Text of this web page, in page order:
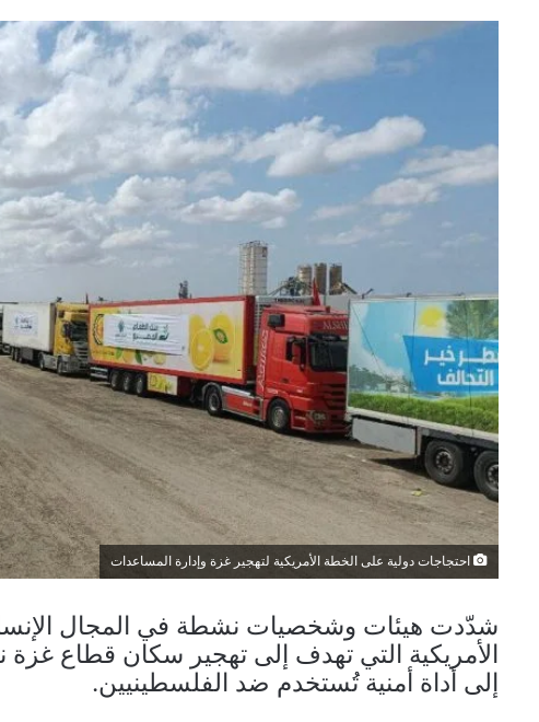
احتجاجات دولية على الخطة الأمريكية لتهجير غزة وإدارة المساعدات
شدّدت هيئات وشخصيات نشطة في المجال
الأمريكية التي تهدف إلى تهجير سكان قطاع غزة
إلى أداة أمنية تُستخدم ضد الفلسطينيين.